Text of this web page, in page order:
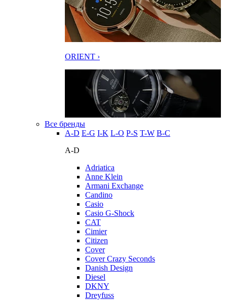
ORIENT ›
Все бренды
A-D E-G I-K L-O P-S T-W В-С
A-D
Adriatica
Anne Klein
Armani Exchange
Candino
Casio
Casio G-Shock
CAT
Cimier
Citizen
Cover
Cover Crazy Seconds
Danish Design
Diesel
DKNY
Dreyfuss